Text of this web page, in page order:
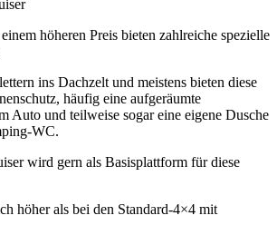
Anzahlungen,
Stornos
bieten wir auf Wunsch kurzfristige
oder Stornobedingungen.
möglich, teils können stornierbare
gebucht werden.
höheren Preis bieten zahlreiche spezielle
ins Dachzelt und meistens bieten diese
häufig eine aufgeräumte
Auto und teilweise sogar eine eigene Dusche
WC.
wird gern als Basisplattform für diese
höher als bei den Standard-4×4 mit